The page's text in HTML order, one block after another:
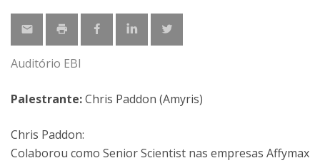
Auditório EBI
Palestrante:Chris Paddon (Amyris)
Chris Paddon:
Colaborou como Senior Scientist nas empresas Affymax